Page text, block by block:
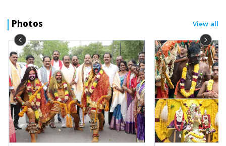
Photos View all